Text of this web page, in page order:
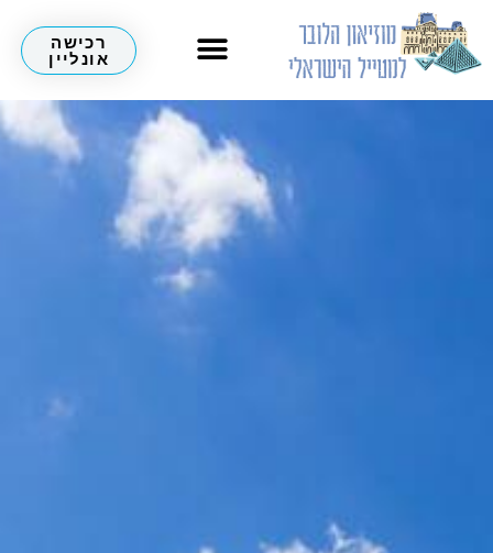
רכישה
אונליין